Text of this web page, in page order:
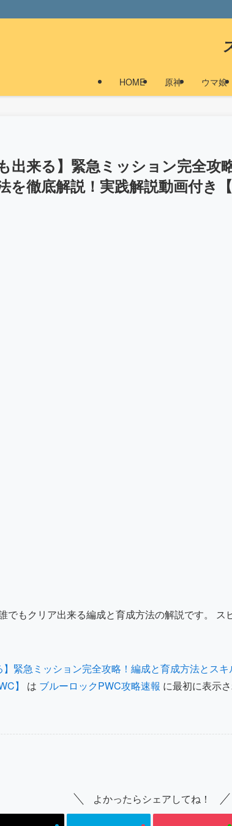
HOME 原神 ウマ娘
出来る】緊急ミッション完全攻
を徹底解説！実践解説動画付き
でもクリア出来る編成と育成方法の解説です。 ス
】緊急ミッション完全攻略！編成と育成方法とス
】
は ブルーロックPWC攻略速報 に最初に表示さ
よかったらシェアしてね！